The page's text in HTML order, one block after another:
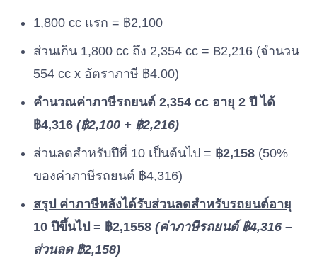
1,800 cc แรก = ฿2,100
ส่วนเกิน 1,800 cc ถึง 2,354 cc = ฿2,216 (จำนวน
554 cc x อัตราภาษี ฿4.00)
คำนวณค่าภาษีรถยนต์ 2,354 cc อายุ 2 ปี ได้
฿4,316 (฿2,100 + ฿2,216)
ส่วนลดสำหรับปีที่ 10 เป็นต้นไป = ฿2,158 (50%
ของค่าภาษีรถยนต์ ฿4,316)
สรุป ค่าภาษีหลังได้รับส่วนลดสำหรับรถยนต์อายุ
10 ปีขึ้นไป = ฿2,1558 (ค่าภาษีรถยนต์ ฿4,316 –
ส่วนลด ฿2,158)